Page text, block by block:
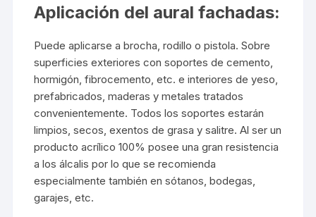
Aplicación del aural fachadas:
Puede aplicarse a brocha, rodillo o pistola. Sobre
superficies exteriores con soportes de cemento,
hormigón, fibrocemento, etc. e interiores de yeso,
prefabricados, maderas y metales tratados
convenientemente. Todos los soportes estarán
limpios, secos, exentos de grasa y salitre. Al ser un
producto acrílico 100% posee una gran resistencia
a los álcalis por lo que se recomienda
especialmente también en sótanos, bodegas,
garajes, etc.